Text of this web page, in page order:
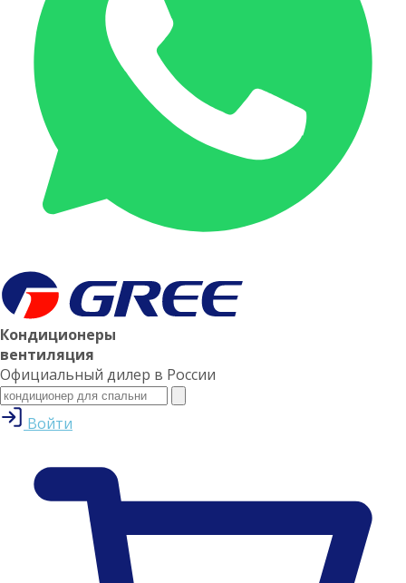
Кондиционеры
вентиляция
Официальный дилер в России
Войти